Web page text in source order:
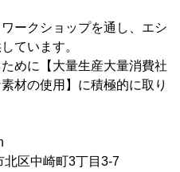
ークショップを通し、エシ
ています。
めに【大量生産大量消費社
材の使用】に積極的に取り
区中崎町3丁目3-7